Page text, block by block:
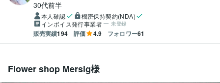
30代前半
本人確認
機密保持契約(NDA)
インボイス発行事業者
未登録
販売実績194 評価 4.9 フォロワー61
Flower shop Mersig様